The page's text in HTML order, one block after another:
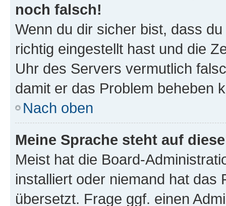
noch falsch!
Wenn du dir sicher bist, dass
richtig eingestellt hast und die
Uhr des Servers vermutlich
damit er das Problem beheben
Nach oben
Meine Sprache steht auf
Meist hat die Board-
installiert oder niemand hat das
übersetzt. Frage ggf. einen